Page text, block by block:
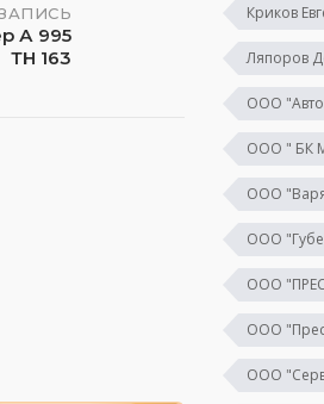
А 995
ТН 163
Криков
Ляпоров
ООО
ООО " БК
ООО
ООО
ООО
ООО
ООО